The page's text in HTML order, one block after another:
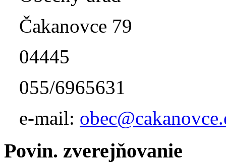
Čakanovce 79
04445
055/6965631
e-mail:
Povin. zverejňovanie